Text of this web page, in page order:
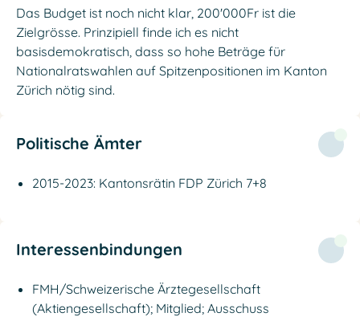
Das Budget ist noch nicht klar, 200'000Fr ist die
Zielgrösse. Prinzipiell finde ich es nicht
basisdemokratisch, dass so hohe Beträge für
Nationalratswahlen auf Spitzenpositionen im Kanton
Zürich nötig sind.
Politische Ämter
2015-2023: Kantonsrätin FDP Zürich 7+8
Interessenbindungen
FMH/Schweizerische Ärztegesellschaft
(Aktiengesellschaft); Mitglied; Ausschuss